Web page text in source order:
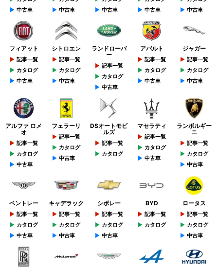
中古車
中古車
中古車
中古車
中古車
フィアット
記事一覧
カタログ
中古車
シトロエン
記事一覧
カタログ
中古車
ランドローバ
ー
記事一覧
カタログ
中古車
アバルト
記事一覧
カタログ
中古車
ジャガー
記事一覧
カタログ
中古車
アルファ ロメ
オ
記事一覧
カタログ
中古車
フェラーリ
記事一覧
カタログ
中古車
DSオートモビ
ルズ
記事一覧
カタログ
マセラティ
記事一覧
カタログ
中古車
ランボルギー
ニ
記事一覧
カタログ
中古車
ベントレー
記事一覧
カタログ
中古車
キャデラック
記事一覧
カタログ
中古車
シボレー
記事一覧
カタログ
中古車
BYD
記事一覧
カタログ
ロータス
記事一覧
カタログ
中古車